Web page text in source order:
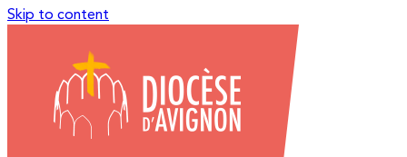
Skip to content